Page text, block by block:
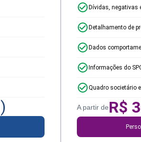
)
Dívidas, negativas
Detalhamento de
Dados
Informações do
Quadro societário
A partir deR$